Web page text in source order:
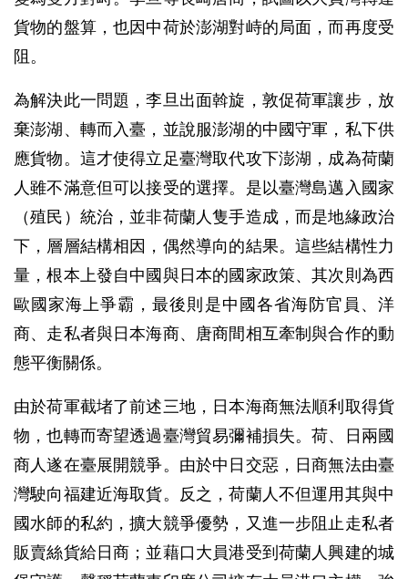
貨物的盤算，也因中荷於澎湖對峙的局面，而再度受
阻。
為解決此一問題，李旦出面斡旋，敦促荷軍讓步，放
棄澎湖、轉而入臺，並說服澎湖的中國守軍，私下供
應貨物。這才使得立足臺灣取代攻下澎湖，成為荷蘭
人雖不滿意但可以接受的選擇。是以臺灣島邁入國家
（殖民）統治，並非荷蘭人隻手造成，而是地緣政治
下，層層結構相因，偶然導向的結果。這些結構性力
量，根本上發自中國與日本的國家政策、其次則為西
歐國家海上爭霸，最後則是中國各省海防官員、洋
商、走私者與日本海商、唐商間相互牽制與合作的動
態平衡關係。
由於荷軍截堵了前述三地，日本海商無法順利取得貨
物，也轉而寄望透過臺灣貿易彌補損失。荷、日兩國
商人遂在臺展開競爭。由於中日交惡，日商無法由臺
灣駛向福建近海取貨。反之，荷蘭人不但運用其與中
國水師的私約，擴大競爭優勢，又進一步阻止走私者
販賣絲貨給日商；並藉口大員港受到荷蘭人興建的城